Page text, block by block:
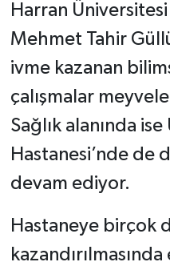
Harran
Mehmet Tahir
ivme kazanan
çalışmalar
Sağlık alanında
Hastanesi’nde de
devam ediyor.
Hastaneye birçok